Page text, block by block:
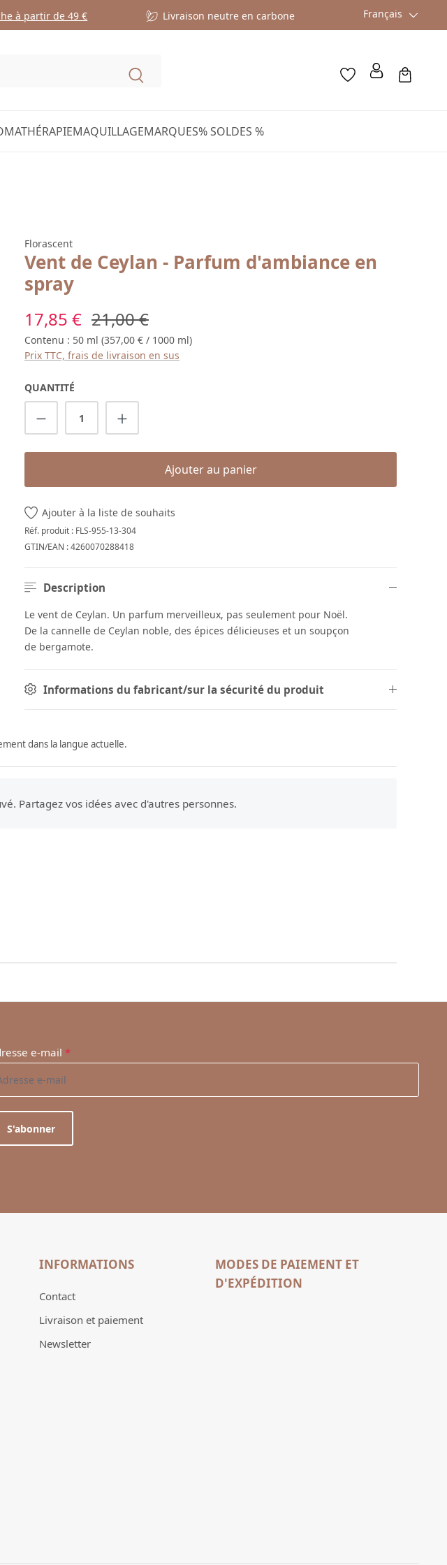
à partir de 49 € Livraison neutre en carbone Français
MAQUILLAGEMARQUES% SOLDES %
Florascent
Vent de Ceylan - Parfum d'ambiance en
spray
Prix de vente :
17,85 € Prix régulier :
21,00 €
Contenu : 50 ml (357,00 € / 1000 ml)
Prix TTC, frais de livraison en sus
QUANTITÉ
Quantité de produit : Entrez la quantité souhaitée
Ajouter au panier
Ajouter à la liste de souhaits
Réf. produit : FLS-955-13-304
GTIN/EAN :4260070288418
Description
Le vent de Ceylan. Un parfum merveilleux, pas seulement pour Noël.
De la cannelle de Ceylan noble, des épices délicieuses et un soupçon
de bergamote.
Informations du fabricant/sur la sécurité du produit
dans la langue actuelle.
Partagez vos idées avec d'autres personnes.
e-mail *
S'abonner
INFORMATIONS
Contact
Livraison et paiement
Newsletter
MODES DE PAIEMENT ET
D'EXPÉDITION